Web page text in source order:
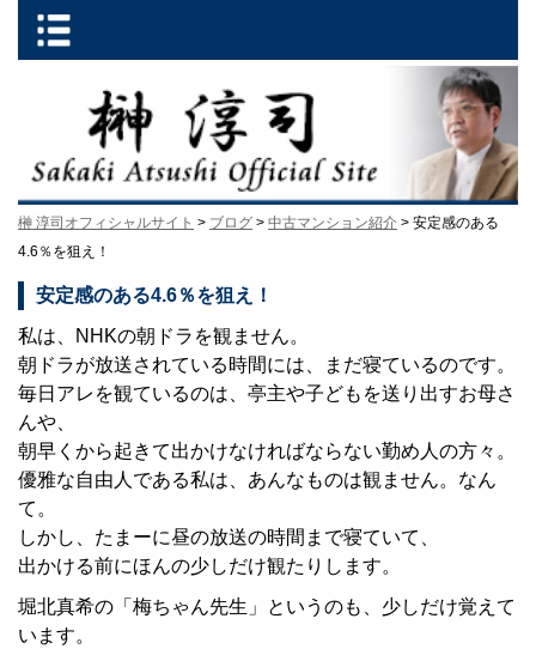
榊 淳司オフィシャルサイト > ブログ > 中古マンション紹介 > 安定感のある
4.6％を狙え！
安定感のある4.6％を狙え！
私は、NHKの朝ドラを観ません。
朝ドラが放送されている時間には、まだ寝ているのです。
毎日アレを観ているのは、亭主や子どもを送り出すお母さ
んや、
朝早くから起きて出かけなければならない勤め人の方々。
優雅な自由人である私は、あんなものは観ません。なん
て。
しかし、たまーに昼の放送の時間まで寝ていて、
出かける前にほんの少しだけ観たりします。
堀北真希の「梅ちゃん先生」というのも、少しだけ覚えて
います。